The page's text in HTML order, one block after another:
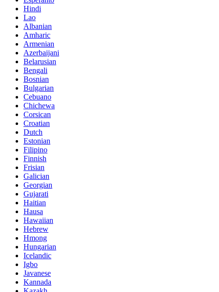
Hindi
Lao
Albanian
Amharic
Armenian
Azerbaijani
Belarusian
Bengali
Bosnian
Bulgarian
Cebuano
Chichewa
Corsican
Croatian
Dutch
Estonian
Filipino
Finnish
Frisian
Galician
Georgian
Gujarati
Haitian
Hausa
Hawaiian
Hebrew
Hmong
Hungarian
Icelandic
Igbo
Javanese
Kannada